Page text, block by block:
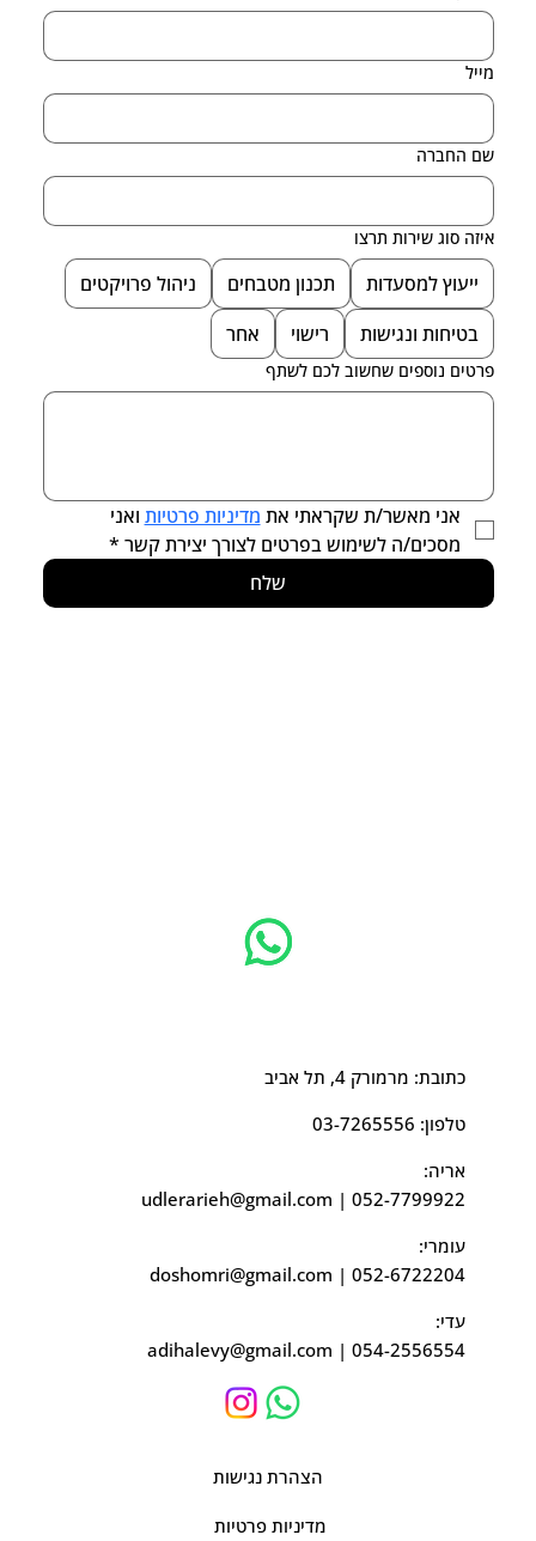
מייל
שם החברה
איזה סוג שירות תרצו
ייעוץ למסעדות תכנון מטבחים
ניהול פרויקטים
בטיחות ונגישות
רישוי אחר
פרטים נוספים שחשוב לכם לשתף
אני מאשר/ת שקראתי את מדיניות פרטיות
מסכים/ה לשימוש בפרטים לצורך יצירת קשר *
שלח
כתובת: מרמורק 4, תל אביב
טלפון: 03-7265556
אריה:
udlerarieh@gmail.com |052-7799922
עומרי:
doshomri@gmail.com |052-6722204
עדי:
adihalevy@gmail.com |054-2556554
הצהרת נגישות
מדיניות פרטיות